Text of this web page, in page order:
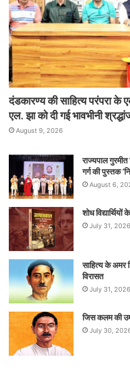
दंडकारण्य की साहित्य परंपरा के
एल. झा को दी गई भावभीनी
August 9, 2026
राज्यपाल
गर्ग की पुस्तक
August 6,
शोध
July 31, 2026
साहित्य के अमर
विरासत
July 31, 2026
जिस कलम की
July 30,